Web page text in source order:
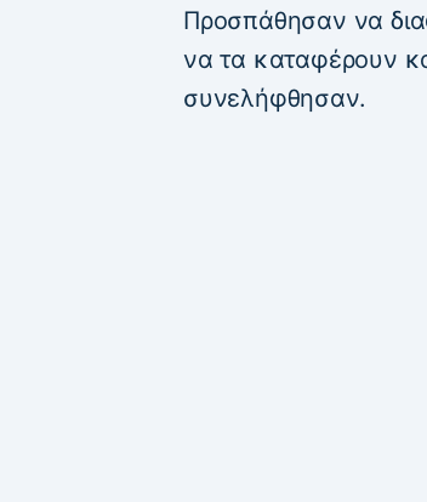
Προσπάθησαν να
να τα καταφέρουν
συνελήφθησαν.